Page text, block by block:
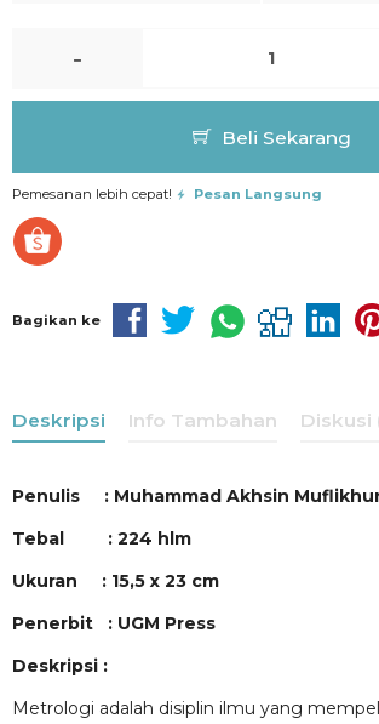
-
Beli Sekarang
Pemesanan lebih cepat! Pesan Langsung
Bagikan ke
Deskripsi Info Tambahan Diskusi
Penulis : Muhammad Akhsin
Tebal : 224 hlm
Ukuran : 15,5 x 23 cm
Penerbit : UGM Press
Deskripsi :
Metrologi adalah disiplin ilmu yang